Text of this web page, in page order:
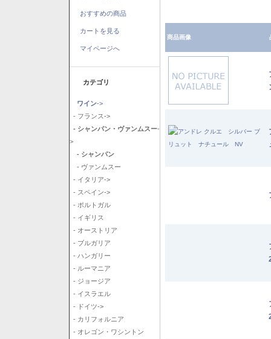
おすすめの商品
カートを見る
マイページへ
カテゴリ
ワイン->
- フランス->
- シャンパン・ヴァンムスー-
>
- シャンパン
- ヴァンムスー
- イタリア->
- スペイン->
- ポルトガル
- イギリス
- オーストリア
- ブルガリア
- ハンガリー
- ルーマニア
- ジョージア
- イスラエル
- ドイツ->
- カリフォルニア
- オレゴン・ワシントン
商品画像